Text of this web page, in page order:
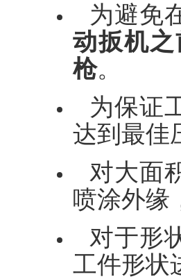
为避免
动扳机
枪。
为保证
达到最佳
对大面
喷涂外缘
对于形
工件形状